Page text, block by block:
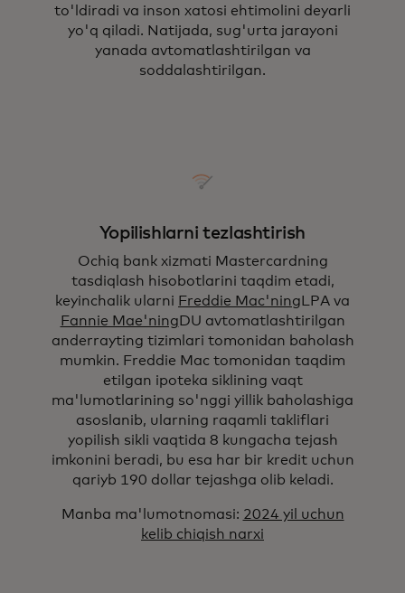
to'ldiradi va inson xatosi ehtimolini deyarli
yo'q qiladi. Natijada, sug'urta jarayoni
yanada avtomatlashtirilgan va
soddalashtirilgan.
Yopilishlarni tezlashtirish
Ochiq bank xizmati Mastercardning
tasdiqlash hisobotlarini taqdim etadi,
keyinchalik ularni Freddie Mac'ning LPA va
Fannie Mae'ning DU avtomatlashtirilgan
anderrayting tizimlari tomonidan baholash
mumkin. Freddie Mac tomonidan taqdim
etilgan ipoteka siklining vaqt
ma'lumotlarining so'nggi yillik baholashiga
asoslanib, ularning raqamli takliflari
yopilish sikli vaqtida 8 kungacha tejash
imkonini beradi, bu esa har bir kredit uchun
qariyb 190 dollar tejashga olib keladi.
Manba ma'lumotnomasi: 2024 yil uchun
kelib chiqish narxi